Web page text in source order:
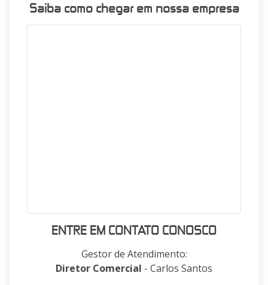
Saiba como chegar em nossa empresa
ENTRE EM CONTATO CONOSCO
Gestor de Atendimento:
Diretor Comercial - Carlos Santos